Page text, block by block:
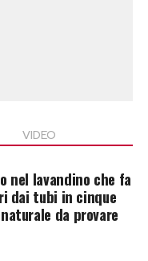
VIDEO
nel lavandino che fa
dai tubi in cinque
da provare